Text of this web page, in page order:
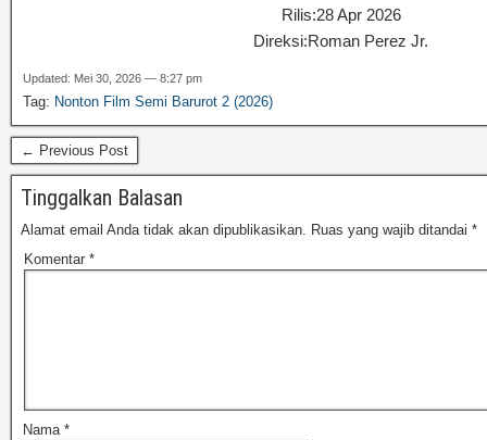
Rilis:28 Apr 2026
Direksi:Roman Perez Jr.
Updated: Mei 30, 2026 — 8:27 pm
Tag: Nonton Film Semi Barurot 2 (2026)
← Previous Post
Tinggalkan Balasan
Alamat email Anda tidak akan dipublikasikan. Ruas yang wajib ditandai *
Komentar *
Nama *